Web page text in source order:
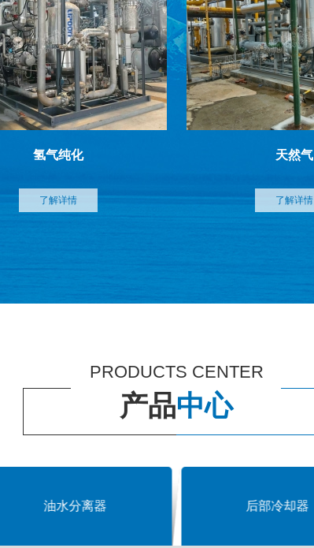
氢气纯化
了解详情
天然气
了解详情
PRODUCTS CENTER
产品中心
油水分离器 后部冷却器